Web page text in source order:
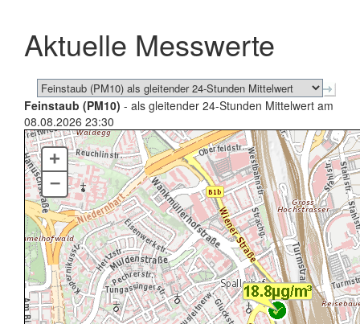
schließen
Aktuelle Messwerte
Feinstaub (PM10) - als gleitender 24-Stunden Mittelwert am
08.08.2026 23:30
+
–